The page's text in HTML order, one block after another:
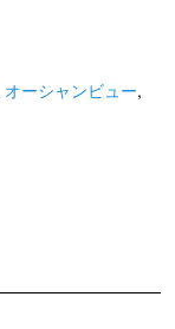
オーシャンビュー,